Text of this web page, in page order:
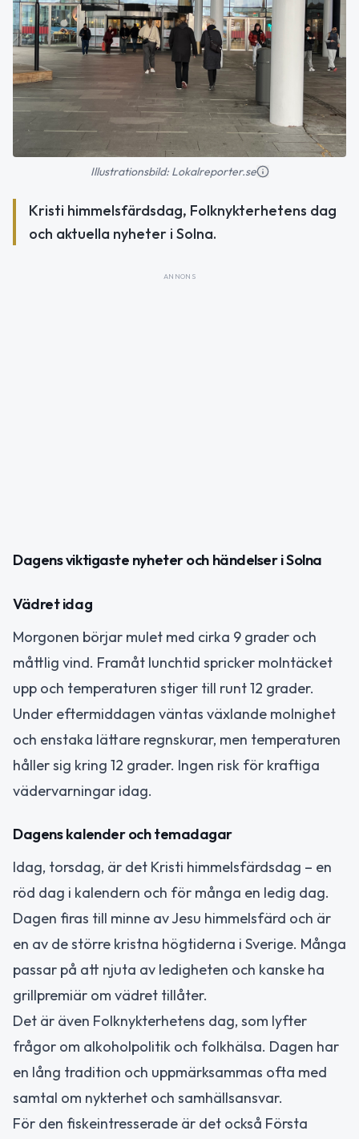
Illustrationsbild: Lokalreporter.se
Kristi himmelsfärdsdag, Folknykterhetens dag
och aktuella nyheter i Solna.
ANNONS
Dagens viktigaste nyheter och händelser i Solna
Vädret idag
Morgonen börjar mulet med cirka 9 grader och
måttlig vind. Framåt lunchtid spricker molntäcket
upp och temperaturen stiger till runt 12 grader.
Under eftermiddagen väntas växlande molnighet
och enstaka lättare regnskurar, men temperaturen
håller sig kring 12 grader. Ingen risk för kraftiga
vädervarningar idag.
Dagens kalender och temadagar
Idag, torsdag, är det Kristi himmelsfärdsdag – en
röd dag i kalendern och för många en ledig dag.
Dagen firas till minne av Jesu himmelsfärd och är
en av de större kristna högtiderna i Sverige. Många
passar på att njuta av ledigheten och kanske ha
grillpremiär om vädret tillåter.
Det är även Folknykterhetens dag, som lyfter
frågor om alkoholpolitik och folkhälsa. Dagen har
en lång tradition och uppmärksammas ofta med
samtal om nykterhet och samhällsansvar.
För den fiskeintresserade är det också Första